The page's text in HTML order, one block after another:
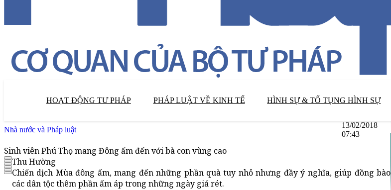
HOẠT ĐỘNG TƯ PHÁP PHÁP LUẬT VỀ KINH TẾ HÌNH SỰ & TỐ TỤNG HÌNH SỰ
Nhà nước và Pháp luật
13/02/2018
07:43
Sinh viên Phú Thọ mang Đông ấm đến với bà con vùng cao
Thu Hường
Chiến dịch Mùa đông ấm, mang đến những phần quà tuy nhỏ nhưng đầy ý nghĩa, giúp đồng bào
các dân tộc thêm phần ấm áp trong những ngày giá rét.